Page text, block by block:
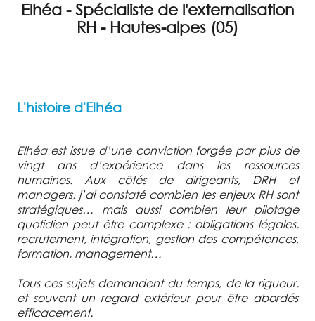
Elhéa - Spécialiste de l'externalisation
RH - Hautes-alpes (05)
L'histoire d'Elhéa
Elhéa est issue d’une conviction forgée par plus de
vingt ans d’expérience dans les ressources
humaines. Aux côtés de dirigeants, DRH et
managers, j’ai constaté combien les enjeux RH sont
stratégiques… mais aussi combien leur pilotage
quotidien peut être complexe : obligations légales,
recrutement, intégration, gestion des compétences,
formation, management…
Tous ces sujets demandent du temps, de la rigueur,
et souvent un regard extérieur pour être abordés
efficacement.